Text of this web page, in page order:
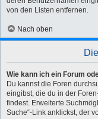
von den Listen entfernen.
Nach oben
Wie kann ich ein Forum
Du kannst die Foren
eingibst, die du in der
findest. Erweiterte
Suche“-Link anklickst, der